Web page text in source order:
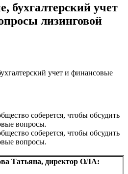
бухгалтерский учет
лизинговой
учет и финансовые
соберется, чтобы обсудить
вопросы.
соберется, чтобы обсудить
вопросы.
Татьяна, директор ОЛА: